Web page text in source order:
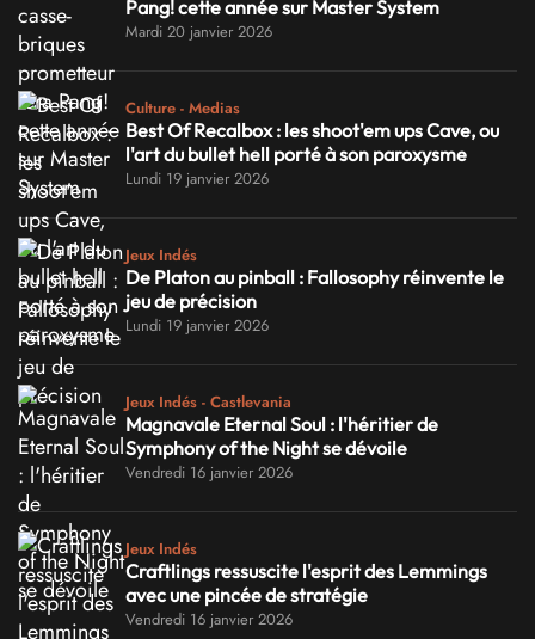
Pang! cette année sur Master System
Mardi 20 janvier 2026
Culture - Medias
Best Of Recalbox : les shoot'em ups Cave, ou
l'art du bullet hell porté à son paroxysme
Lundi 19 janvier 2026
Jeux Indés
De Platon au pinball : Fallosophy réinvente le
jeu de précision
Lundi 19 janvier 2026
Jeux Indés - Castlevania
Magnavale Eternal Soul : l'héritier de
Symphony of the Night se dévoile
Vendredi 16 janvier 2026
Jeux Indés
Craftlings ressuscite l'esprit des Lemmings
avec une pincée de stratégie
Vendredi 16 janvier 2026